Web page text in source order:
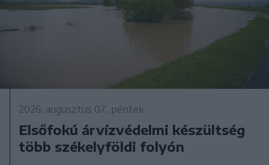
2026. augusztus 07., péntek
Elsőfokú árvízvédelmi készültség
több székelyföldi folyón